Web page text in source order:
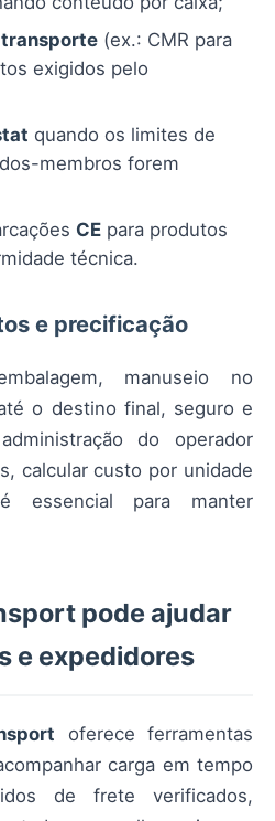
(ex.: CMR para
exigidos pelo
quando os limites de
membros forem
CE para produtos
técnica.
e precificação
manuseio no
o destino final, seguro e
do operador
calcular custo por unidade
essencial para manter
pode ajudar
e expedidores
oferece ferramentas
carga em tempo
de frete verificados,